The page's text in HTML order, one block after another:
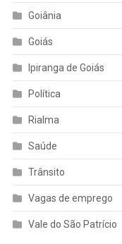
Goiânia
Goiás
Ipiranga de Goiás
Política
Rialma
Saúde
Trânsito
Vagas de emprego
Vale do São Patrício